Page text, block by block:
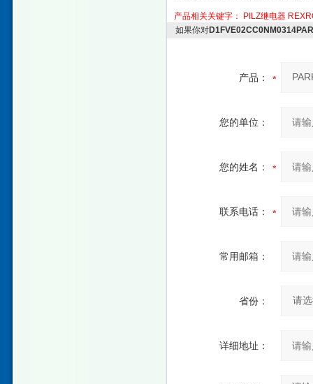
产品相关关键字： PILZ继电器
如果你对
产品：
您的单位：
您的姓名：
联系电话：
常用邮箱：
省份：
详细地址：